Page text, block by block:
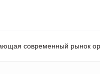
современный рынок